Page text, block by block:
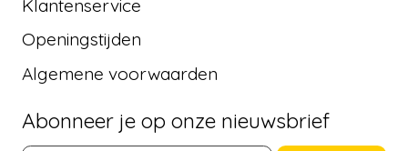
Klantenservice
Openingstijden
Algemene voorwaarden
Abonneer je op onze nieuwsbrief